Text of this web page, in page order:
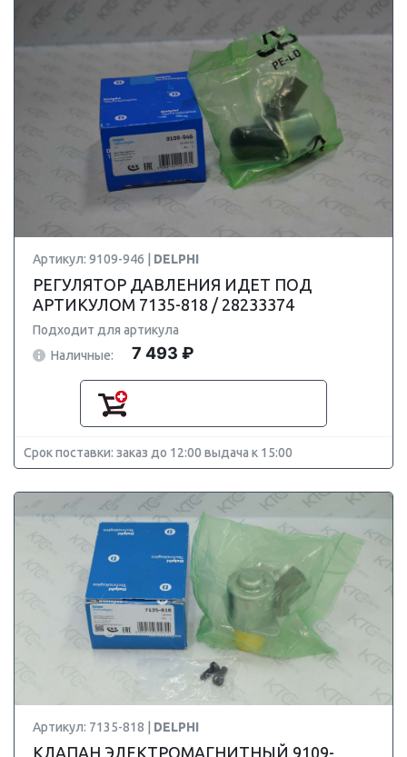
Артикул: 9109-946 | DELPHI
РЕГУЛЯТОР ДАВЛЕНИЯ ИДЕТ ПОД
АРТИКУЛОМ 7135-818 / 28233374
Подходит для артикула
Наличные:
7 493 ₽
Срок поставки: заказ до 12:00 выдача к 15:00
Артикул: 7135-818 | DELPHI
КЛАПАН ЭЛЕКТРОМАГНИТНЫЙ 9109-